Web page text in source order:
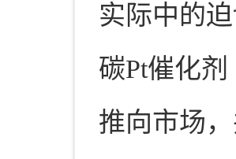
实际中的
碳Pt催化
推向市场